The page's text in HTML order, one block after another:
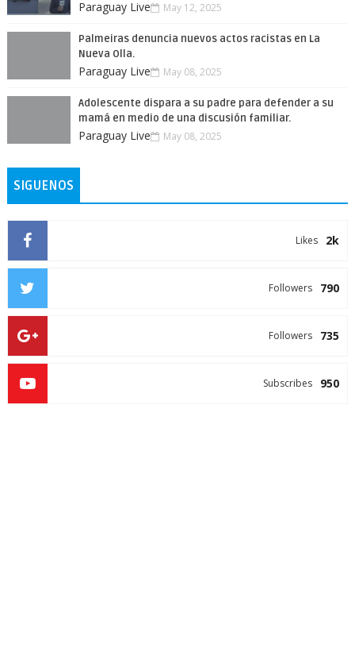
Paraguay Live May 12, 2025
Palmeiras denuncia nuevos actos racistas en La
Nueva Olla.
Paraguay Live May 08, 2025
Adolescente dispara a su padre para defender a su
mamá en medio de una discusión familiar.
Paraguay Live May 08, 2025
SIGUENOS
2k
Likes
790
Followers
735
Followers
950
Subscribes